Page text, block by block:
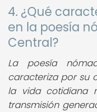
4. ¿Qué
en la poesía
Central?
La poesía
caracteriza por su
la vida cotidiana
transmisión